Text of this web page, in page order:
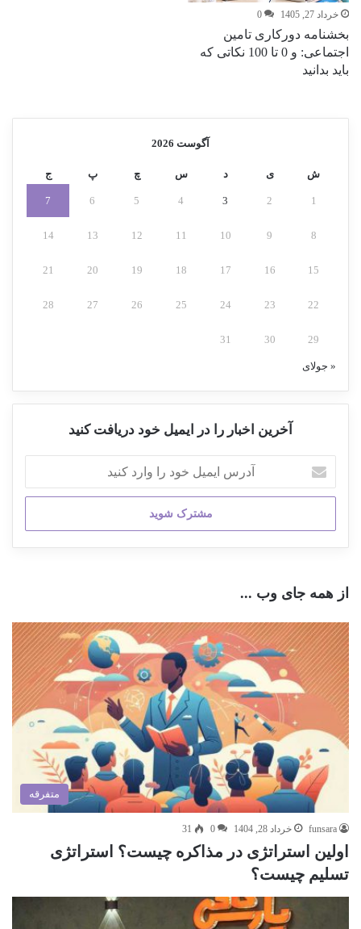
خرداد 27, 1405 0
بخشنامه دورکاری تامین
اجتماعی: و 0 تا 100 نکاتی که
باید بدانید
آگوست 2026
ش ی د س چ پ ج
1
2
3
4
5
6
7
8
9
10
11
12
13
14
15
16
17
18
19
20
21
22
23
24
25
26
27
28
29
30
31
« جولای
آخرین اخبار را در ایمیل خود دریافت کنید
ایمیل
خود
وارد
کنید
از همه جای وب ...
متفرقه
funsara خرداد 28, 1404 0
31
اولین استراتژی در مذاکره چیست؟ استراتژی
تسلیم چیست؟